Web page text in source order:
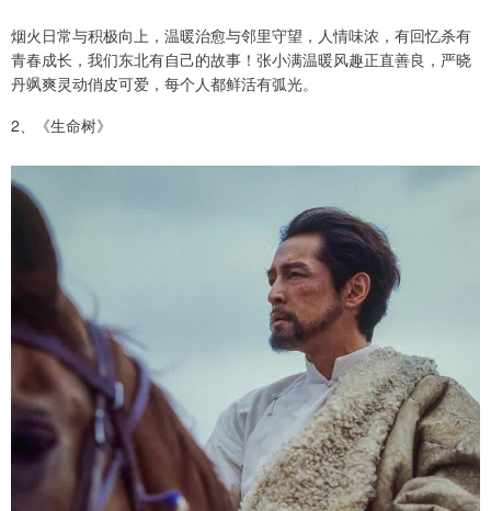
烟火日常与积极向上，温暖治愈与邻里守望，人情味浓，有回忆杀有
青春成长，我们东北有自己的故事！张小满温暖风趣正直善良，严晓
丹飒爽灵动俏皮可爱，每个人都鲜活有弧光。
2、《生命树》